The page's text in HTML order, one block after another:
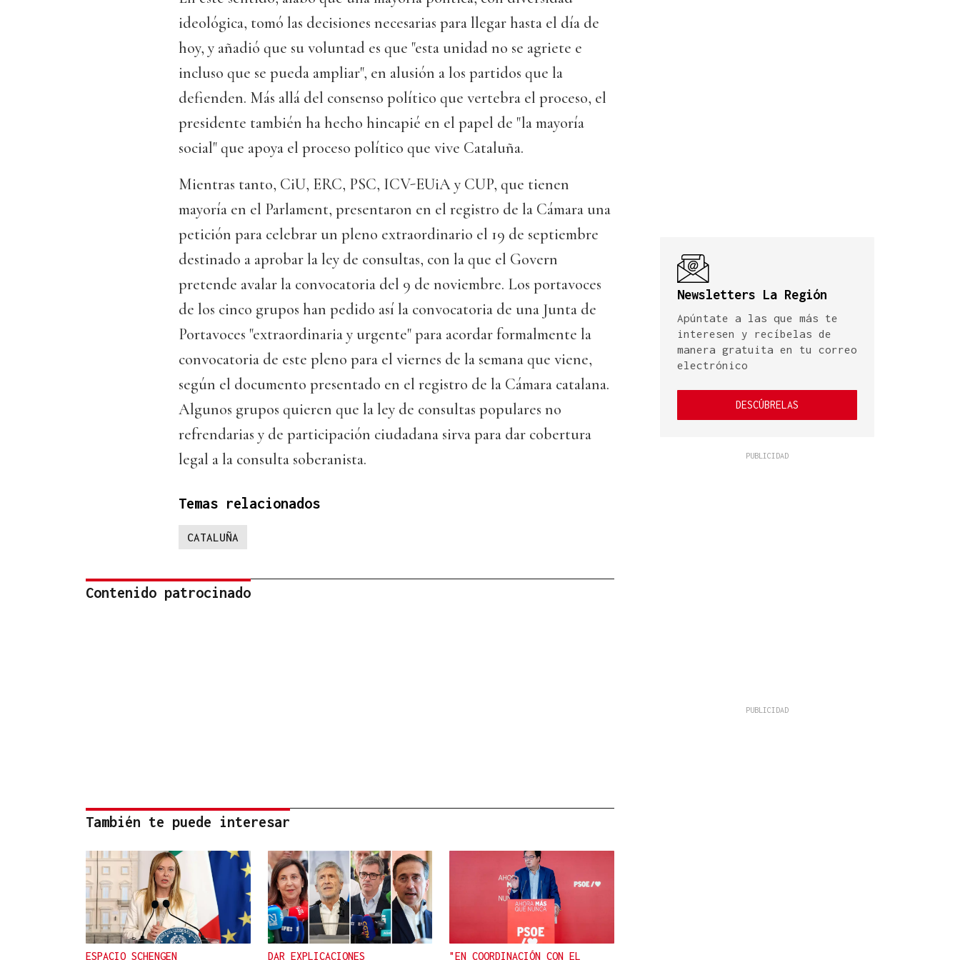
ideológica, tomó las decisiones necesarias para llegar hasta el día de
hoy, y añadió que su voluntad es que "esta unidad no se agriete e
incluso que se pueda ampliar", en alusión a los partidos que la
defienden. Más allá del consenso político que vertebra el proceso, el
presidente también ha hecho hincapié en el papel de "la mayoría
social" que apoya el proceso político que vive Cataluña.
Mientras tanto, CiU, ERC, PSC, ICV-EUiA y CUP, que tienen
mayoría en el Parlament, presentaron en el registro de la Cámara una
petición para celebrar un pleno extraordinario el 19 de septiembre
destinado a aprobar la ley de consultas, con la que el Govern
pretende avalar la convocatoria del 9 de noviembre. Los portavoces
de los cinco grupos han pedido así la convocatoria de una Junta de
Portavoces "extraordinaria y urgente" para acordar formalmente la
convocatoria de este pleno para el viernes de la semana que viene,
según el documento presentado en el registro de la Cámara catalana.
Algunos grupos quieren que la ley de consultas populares no
refrendarias y de participación ciudadana sirva para dar cobertura
legal a la consulta soberanista.
Temas relacionados
CATALUÑA
Contenido patrocinado
También te puede interesar
ESPACIO SCHENGEN DAR EXPLICACIONES "EN COORDINACIÓN CON EL
Newsletters La Región
Apúntate a las que más te
interesen y recíbelas de
manera gratuita en tu correo
electrónico
DESCÚBRELAS